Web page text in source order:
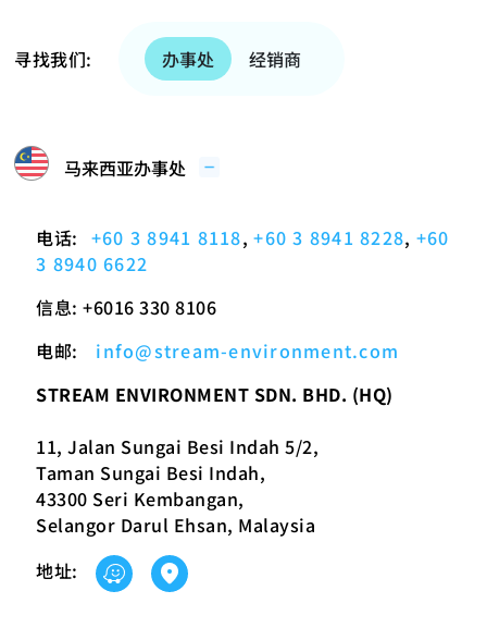
寻找我们: 办事处 经销商
马来西亚办事处
电话: +60 3 8941 8118, +60 3 8941 8228, +60
3 8940 6622
信息: +6016 330 8106
电邮:
info@stream-environment.com
STREAM ENVIRONMENT SDN. BHD. (HQ)
11, Jalan Sungai Besi Indah 5/2,
Taman Sungai Besi Indah,
43300 Seri Kembangan,
Selangor Darul Ehsan, Malaysia
地址: